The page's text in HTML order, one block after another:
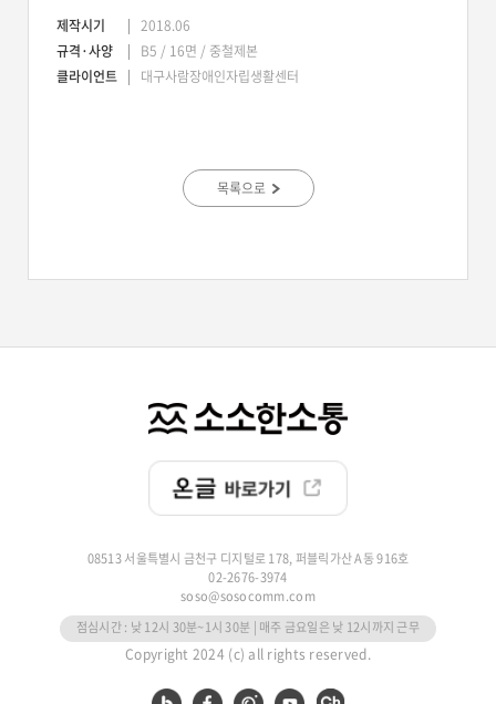
제작시기
2018.06
규격·사양
B5 / 16면 / 중철제본
클라이언트
대구사람장애인자립생활센터
목록으로
08513 서울특별시 금천구 디지털로 178, 퍼블릭가산 A동 916호
02-2676-3974
soso@sosocomm.com
점심시간 : 낮 12시 30분~1시 30분 | 매주 금요일은 낮 12시까지 근무
Copyright 2024 (c) all rights reserved.